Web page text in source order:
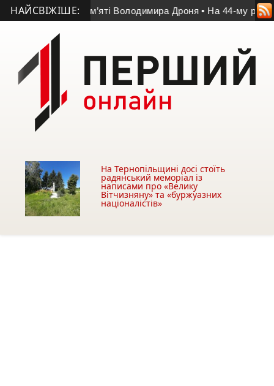
НАЙСВІЖІШЕ:
у матчі пам’яті Володимира Дроня • На 44-му році
На Тернопільщині досі стоїть
радянський меморіал із
написами про «Велику
Вітчизняну» та «буржуазних
націоналістів»